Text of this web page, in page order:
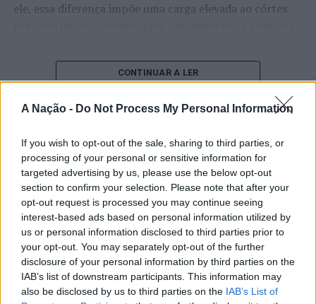
A Nação - Do Not Process My Personal Information
If you wish to opt-out of the sale, sharing to third parties, or
processing of your personal or sensitive information for
targeted advertising by us, please use the below opt-out
section to confirm your selection. Please note that after your
opt-out request is processed you may continue seeing
interest-based ads based on personal information utilized by
us or personal information disclosed to third parties prior to
your opt-out. You may separately opt-out of the further
disclosure of your personal information by third parties on the
IAB’s list of downstream participants. This information may
also be disclosed by us to third parties on the IAB’s List of
ele, essa diferença impõe uma carga elevada ao córtex
O pesquisador afirma que plataformas digitais também
cérebro, favorecendo a fadiga mental, a dificuldade de
tarefas inacabadas permanecem ativas na memória e
aumentam a sensação de sobrecarga, enquanto o stress
prolongado pode elevar os níveis de cortisol e
prejudicar o desempenho cognitivo.
Fabiano de Abreu Agrela Rodrigues ressalta que não há
evidências de que o ambiente digital provoque mudanças
genéticas na espécie humana. A adaptação observada,
afirma, ocorre por meio da neuroplasticidade, processo
pelo qual os circuitos neurais se reorganizam em
CONTINUAR A LER
“Millennium Estoril Open 2026”
regressou ao circuito ATP com
vitória do francês Luca Van Assche
Publicado 1 dia atrás on 07/08/2026
Por Ígor Lopes